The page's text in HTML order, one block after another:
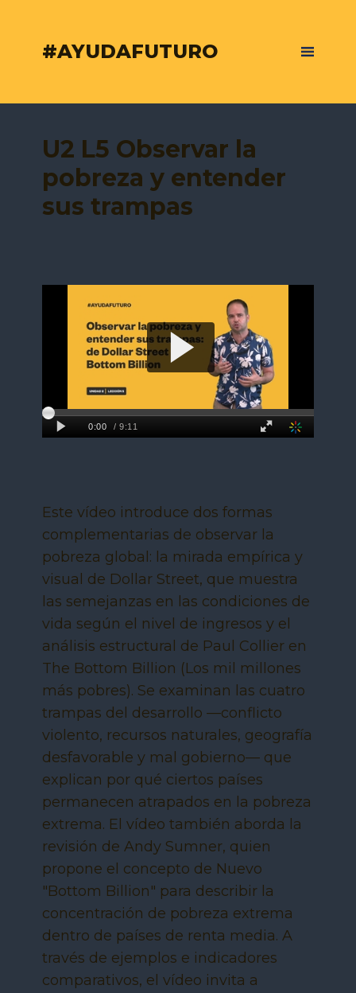
#AYUDAFUTURO
U2 L5 Observar la
pobreza y entender
sus trampas
Este vídeo introduce dos formas
complementarias de observar la
pobreza global: la mirada empírica y
visual de Dollar Street, que muestra
las semejanzas en las condiciones de
vida según el nivel de ingresos y el
análisis estructural de Paul Collier en
The Bottom Billion (Los mil millones
más pobres). Se examinan las cuatro
trampas del desarrollo —conflicto
violento, recursos naturales, geografía
desfavorable y mal gobierno— que
explican por qué ciertos países
permanecen atrapados en la pobreza
extrema. El vídeo también aborda la
revisión de Andy Sumner, quien
propone el concepto de Nuevo
"Bottom Billion" para describir la
concentración de pobreza extrema
dentro de países de renta media. A
través de ejemplos e indicadores
comparativos, el vídeo invita a